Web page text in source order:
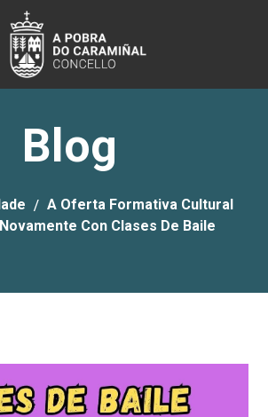
Blog
A Oferta Formativa Cultural
Con Clases De Baile